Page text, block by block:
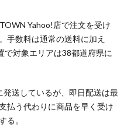
Yahoo!店で注文を受け
手数料は通常の送料に加え
で対象エリアは38都道府県に
送しているが、即日配送は最
払う代わりに商品を早く受け
る。